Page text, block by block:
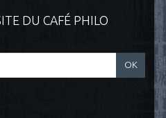
DU CAFÉ PHILO